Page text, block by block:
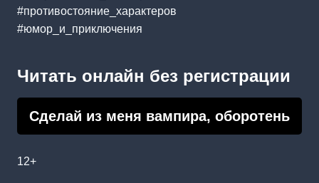
#противостояние_характеров
#юмор_и_приключения
Читать онлайн без регистрации
Сделай из меня вампира, оборотень
12+